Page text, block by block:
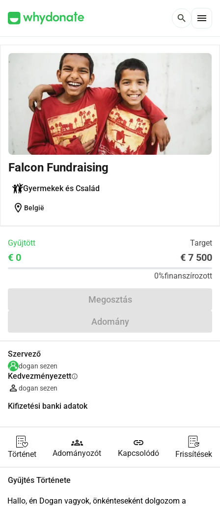
search menu
Falcon Fundraising
Gyermekek és Család
location_on België
Gyűjtött Target
€ 0 € 7 500
0%finanszírozott
Megosztás
Adomány
Szervező
dogan sezen
Kedvezményezettinfo
dogan sezen
Kifizetési banki adatok
Történet
groups
Adományozót
link
Kapcsolódó Frissítések
Gyűjtés Története
Hallo, én Dogan vagyok, önkénteseként dolgozom a